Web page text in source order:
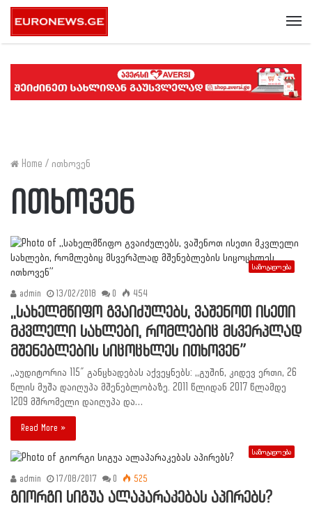
Home / ითხოვენ
ითხოვენ
საზოგადოება
admin 13/02/2018 0 454
,,სახელმწიფო გვაიძულებს, ვაშენოთ ისეთი
მკვლელი სახლები, რომლებიც მსვერპლად
მშენებლების სიცოცხლეს ითხოვენ”
,,აუდიტორია 115″ განცხადებას აქვეყნებს: ,,გუშინ, კიდევ ერთი, 26
წლის მუშა დაიღუპა მშენებლობაზე. 2011 წლიდან 2017 წლამდე
1209 მშრომელი დაიღუპა და…
Read More »
საზოგადოება
admin 17/08/2017 0 525
გიორგი სიგუა ალაპარაკებას აპირებს?